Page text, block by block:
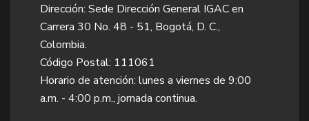
Dirección: Sede Dirección General IGAC en
Carrera 30 No. 48 - 51, Bogotá, D. C.,
Colombia.
Código Postal: 111061
Horario de atención: lunes a viernes de 9:00
a.m. - 4:00 p.m., jornada continua.